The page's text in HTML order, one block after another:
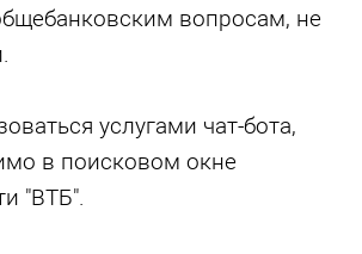
вопросам, не
услугами чат-бота,
в поисковом окне
"ВТБ".